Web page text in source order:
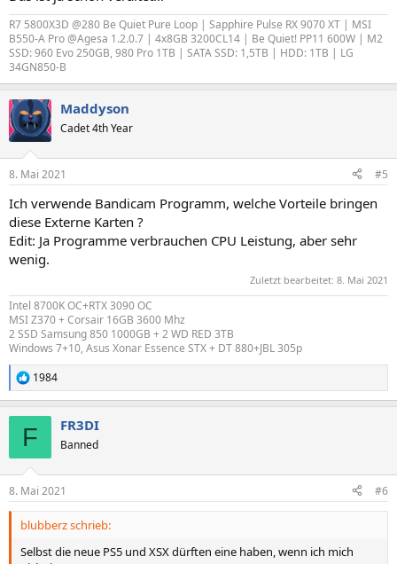
R7 5800X3D @280 Be Quiet Pure Loop | Sapphire Pulse RX 9070 XT | MSI
B550-A Pro @Agesa 1.2.0.7 | 4x8GB 3200CL14 | Be Quiet! PP11 600W | M2
SSD: 960 Evo 250GB, 980 Pro 1TB | SATA SSD: 1,5TB | HDD: 1TB | LG
34GN850-B
Maddyson
Cadet 4th Year
8. Mai 2021 #5
Ich verwende Bandicam Programm, welche Vorteile bringen
diese Externe Karten ?
Edit: Ja Programme verbrauchen CPU Leistung, aber sehr
wenig.
Zuletzt bearbeitet: 8. Mai 2021
Intel 8700K OC+RTX 3090 OC
MSI Z370 + Corsair 16GB 3600 Mhz
2 SSD Samsung 850 1000GB + 2 WD RED 3TB
Windows 7+10, Asus Xonar Essence STX + DT 880+JBL 305p
R
e
e
n
1984
F FR3DI
Banned
8. Mai 2021 #6
blubberz schrieb:
Selbst die neue PS5 und XSX dürften eine haben, wenn ich mich